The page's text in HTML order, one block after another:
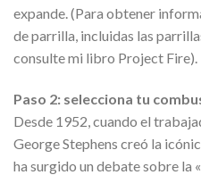
expande. (Para obtener
de parrilla, incluidas las
consulte mi libro Project Fire).
Paso 2: selecciona tu
Desde 1952, cuando el
George Stephens creó la
ha surgido un debate sobre la